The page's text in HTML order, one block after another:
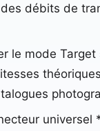
des débits de
le mode